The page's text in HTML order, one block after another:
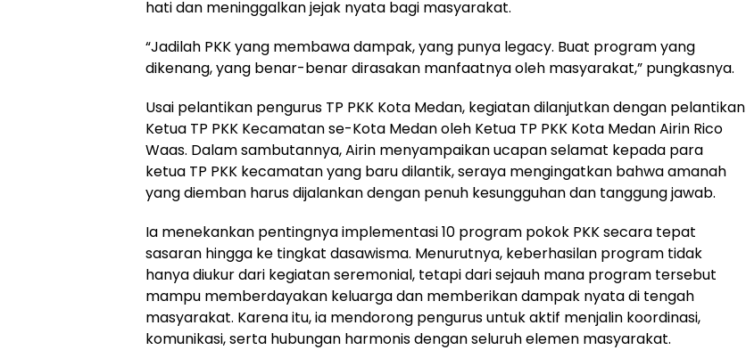
hati dan meninggalkan jejak nyata bagi masyarakat.
“Jadilah PKK yang membawa dampak, yang punya legacy. Buat program yang
dikenang, yang benar-benar dirasakan manfaatnya oleh masyarakat,” pungkasnya.
Usai pelantikan pengurus TP PKK Kota Medan, kegiatan dilanjutkan dengan pelantikan
Ketua TP PKK Kecamatan se-Kota Medan oleh Ketua TP PKK Kota Medan Airin Rico
Waas. Dalam sambutannya, Airin menyampaikan ucapan selamat kepada para
ketua TP PKK kecamatan yang baru dilantik, seraya mengingatkan bahwa amanah
yang diemban harus dijalankan dengan penuh kesungguhan dan tanggung jawab.
Ia menekankan pentingnya implementasi 10 program pokok PKK secara tepat
sasaran hingga ke tingkat dasawisma. Menurutnya, keberhasilan program tidak
hanya diukur dari kegiatan seremonial, tetapi dari sejauh mana program tersebut
mampu memberdayakan keluarga dan memberikan dampak nyata di tengah
masyarakat. Karena itu, ia mendorong pengurus untuk aktif menjalin koordinasi,
komunikasi, serta hubungan harmonis dengan seluruh elemen masyarakat.